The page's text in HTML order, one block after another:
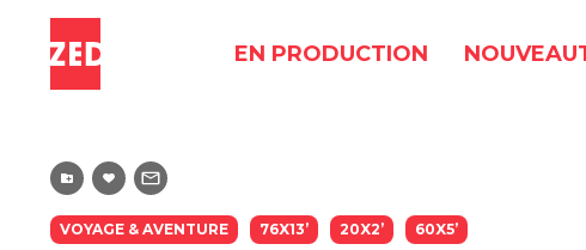
EN PRODUCTION
VOYAGE & AVENTURE 76X13’ 20X2’ 60X5’